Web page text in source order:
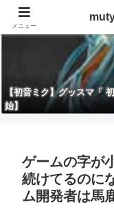
【初音ミク】グッスマ「
始】
ゲームの字が
続けてるのに
ム開発者は馬
メニュー